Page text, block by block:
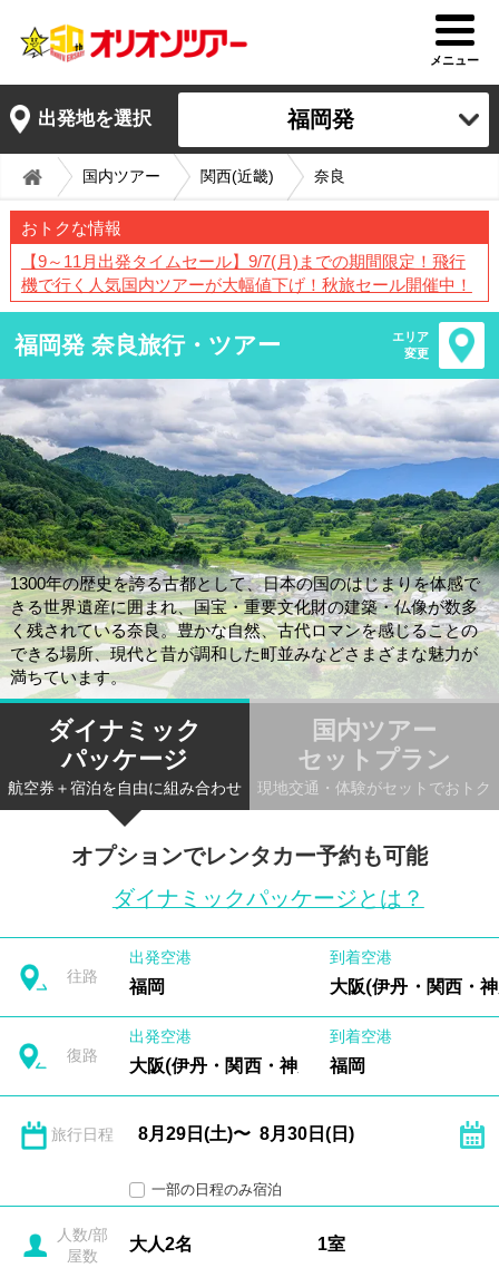
メニュー
出発地を選択 福岡発
国内ツアー 関西(近畿) 奈良
おトクな情報
【9～11月出発タイムセール】9/7(月)までの期間限定！飛行
機で行く人気国内ツアーが大幅値下げ！秋旅セール開催中！
福岡発 奈良旅行・ツアー
エリア
変更
1300年の歴史を誇る古都として、日本の国のはじまりを体感で
きる世界遺産に囲まれ、国宝・重要文化財の建築・仏像が数多
く残されている奈良。豊かな自然、古代ロマンを感じることの
できる場所、現代と昔が調和した町並みなどさまざまな魅力が
満ちています。
ダイナミック
パッケージ
航空券＋宿泊を自由に組み合わせ
国内ツアー
セットプラン
現地交通・体験がセットでおトク
オプションでレンタカー予約も可能
ダイナミックパッケージとは？
往路
出発空港
福岡
到着空港
大阪(伊丹・関西・
復路
出発空港
大阪(伊丹・関西・神戸)
到着空港
福岡
旅行日程
一部の日程のみ宿泊
人数/部
屋数